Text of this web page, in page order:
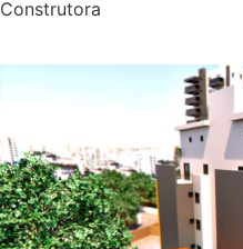
Construtora